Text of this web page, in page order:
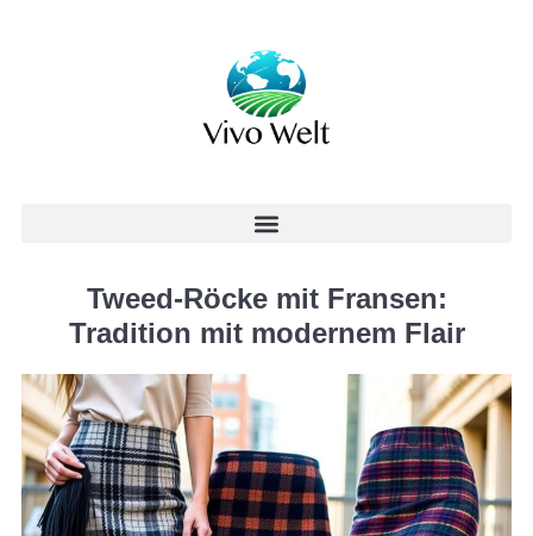
Tweed-Röcke mit Fransen:
Tradition mit modernem Flair